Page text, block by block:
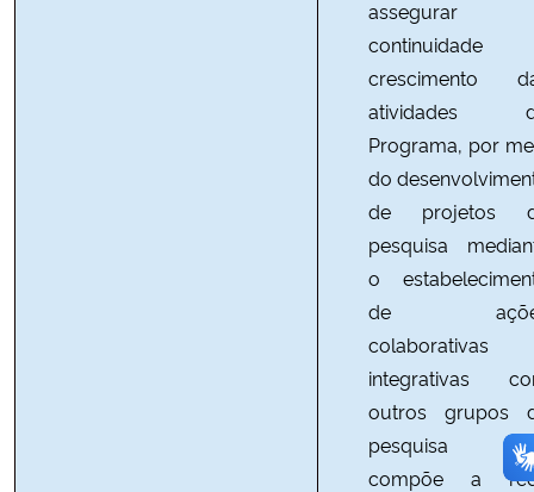
assegurar
continuidade
crescimento
atividades
Programa, por
do
de projetos
pesquisa
o
de
colaborativas
integrativas
outros grupos
pesquisa
compõe a